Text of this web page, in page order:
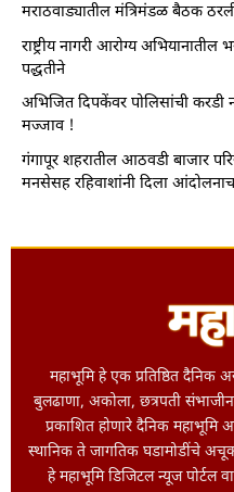
मराठवाड्यातील मंत्रिमंडळ बैठक
राष्ट्रीय नागरी आरोग्य अभियानातील
पद्धतीने
अभिजित दिपकेंवर पोलिसांची
मज्जाव !
गंगापूर शहरातील आठवडी बाजार
मनसेसह रहिवाशांनी दिला
महाभूमि हे एक प्रतिष्ठित
बुलढाणा, अकोला, छत्रपती
प्रकाशित होणारे दैनिक
स्थानिक ते जागतिक घडामोडींचे
हे महाभूमि डिजिटल न्यूज पोर्टल